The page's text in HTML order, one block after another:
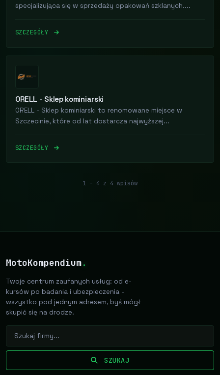
specjalizująca się w sprzedaży opakowań szklanych....
SZCZEGÓŁY
ORELL - Sklep kominiarski
ORELL - Sklep kominiarski to renomowane miejsce w
Szczecinie, które od lat dostarcza najwyższej...
SZCZEGÓŁY
1 - 4 z 4 wpisów
MotoKompendium.
Twoje centrum zaufanych usług: od e-
kursów po badania i ubezpieczenia -
wszystko pod jednym adresem, byś mógł
skupić się na drodze.
SZUKAJ